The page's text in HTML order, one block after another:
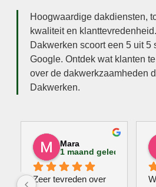
Hoogwaardige dakdiensten,
kwaliteit en
Dakwerken scoort een 5 uit 5
Google. Ontdek wat klanten
over de dakwerkzaamheden
Dakwerken.
Mara
1 maand geleden
Zeer tevreden over